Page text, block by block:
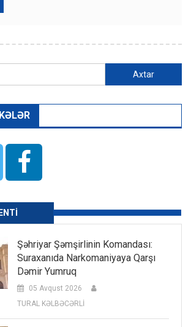
Şəhriyar Şəmşirlinin Komandası:
Suraxanıda Narkomaniyaya Qarşı
Dəmir Yumruq
05 Avqust 2026
TURAL KƏLBƏCƏRLİ